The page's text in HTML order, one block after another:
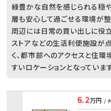
緑豊かな自然を感じられる穏
層も安心して過ごせる環境が整
周辺には日常の買い出しに役
ストアなどの生活利便施設が
く、都市部へのアクセスと住環
すいロケーションとなっています
6.2万円 /